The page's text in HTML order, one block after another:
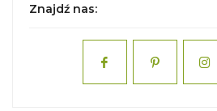
Znajdź nas: